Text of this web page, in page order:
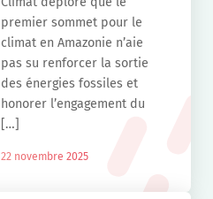
premier sommet pour le
climat en Amazonie n’aie
pas su renforcer la sortie
des énergies fossiles et
honorer l’engagement du
[…]
22 novembre 2025